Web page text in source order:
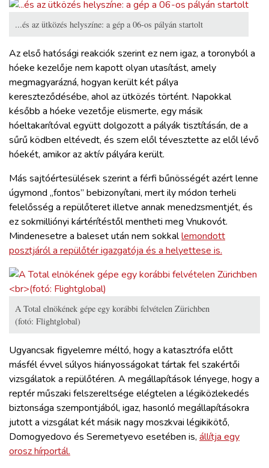
...és az ütközés helyszíne: a gép a 06-os pályán startolt
Az első hatósági reakciók szerint ez nem igaz, a toronyból a
hóeke kezelője nem kapott olyan utasítást, amely
megmagyarázná, hogyan került két pálya
kereszteződésébe, ahol az ütközés történt. Napokkal
később a hóeke vezetője elismerte, egy másik
hóeltakarítóval együtt dolgozott a pályák tisztításán, de a
sűrű ködben eltévedt, és szem elől tévesztette az elől lévő
hóekét, amikor az aktív pályára került.
Más sajtóértesülések szerint a férfi bűnösségét azért lenne
úgymond „fontos” bebizonyítani, mert ily módon terheli
felelősség a repülőteret illetve annak menedzsmentjét, és
ez sokmilliónyi kártérítéstől mentheti meg Vnukovót.
Mindenesetre a baleset után nem sokkallemondott
posztjáról a repülőtér igazgatója és a helyettese is.
A Total elnökének gépe egy korábbi felvételen Zürichben
(fotó: Flightglobal)
Ugyancsak figyelemre méltó, hogy a katasztrófa előtt
másfél évvel súlyos hiányosságokat tártak fel szakértői
vizsgálatok a repülőtéren. A megállapítások lényege, hogy a
reptér műszaki felszereltsége elégtelen a légiközlekedés
biztonsága szempontjából, igaz, hasonló megállapításokra
jutott a vizsgálat két másik nagy moszkvai légikikötő,
Domogyedovo és Seremetyevo esetében is, állítja egy
orosz hírportál.